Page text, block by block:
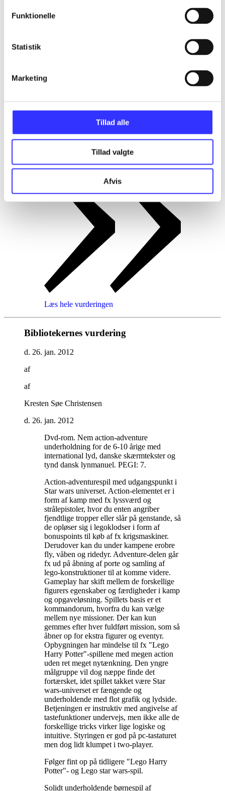
Funktionelle
Statistik
Marketing
Tillad alle
Tillad valgte
Afvis
Forgængeren Lego star wars - hele sagaen
derudover er spillene identiske. Hvad
Et udmærket platformspil i et velkendt
målgruppen enormt at finde det på
Læs hele vurderingen
Bibliotekernes vurdering
d. 26. jan. 2012
af
af
Kresten Søe Christensen
d. 26. jan. 2012
Dvd-rom. Nem action-adventure
underholdning for de 6-10 årige med
international lyd, danske skærmtekster og
tynd dansk lynmanuel. PEGI: 7.
Action-adventurespil med udgangspunkt i
Star wars universet. Action-elementet er i
form af kamp med fx lyssværd og
strålepistoler, hvor du enten angriber
fjendtlige tropper eller slår på genstande, så
de opløser sig i legoklodser i form af
bonuspoints til køb af fx krigsmaskiner.
Derudover kan du under kampene erobre
fly, våben og ridedyr. Adventure-delen går
fx ud på åbning af porte og samling af
lego-konstruktioner til at komme videre.
Gameplay har skift mellem de forskellige
figurers egenskaber og færdigheder i kamp
og opgaveløsning. Spillets basis er et
kommandorum, hvorfra du kan vælge
mellem nye missioner. Der kan kun
gemmes efter hver fuldført mission, som så
åbner op for ekstra figurer og eventyr.
Opbygningen har mindelse til fx "Lego
Harry Potter"-spillene med megen action
uden ret meget nytænkning. Den yngre
målgruppe vil dog næppe finde det
fortærsket, idet spillet takket være Star
wars-universet er fængende og
underholdende med flot grafik og lydside.
Betjeningen er instruktiv med angivelse af
tastefunktioner undervejs, men ikke alle de
forskellige tricks virker lige logiske og
intuitive. Styringen er god på pc-tastaturet
men dog lidt klumpet i two-player.
Følger fint op på tidligere "Lego Harry
Potter"- og Lego star wars-spil.
Solidt underholdende børnespil af